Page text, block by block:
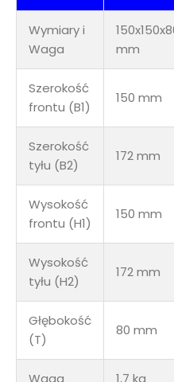
Wymiary i
Waga
mm
Szerokość
frontu (B1)
150 mm
Szerokość
tyłu (B2)
172 mm
Wysokość
frontu (H1)
150 mm
Wysokość
tyłu (H2)
172 mm
Głębokość
(T)
80 mm
Waga 1,7 kg